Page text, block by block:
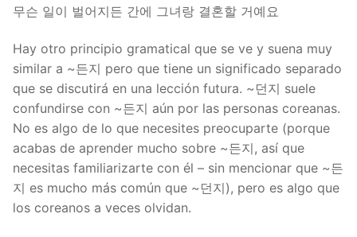
무슨 일이 벌어지든 간에 그녀랑 결혼할 거예요
Hay otro principio gramatical que se ve y suena muy
similar a ~든지 pero que tiene un significado separado
que se discutirá en una lección futura. ~던지 suele
confundirse con ~든지 aún por las personas coreanas.
No es algo de lo que necesites preocuparte (porque
acabas de aprender mucho sobre ~든지, así que
necesitas familiarizarte con él – sin mencionar que ~든
지 es mucho más común que ~던지), pero es algo que
los coreanos a veces olvidan.